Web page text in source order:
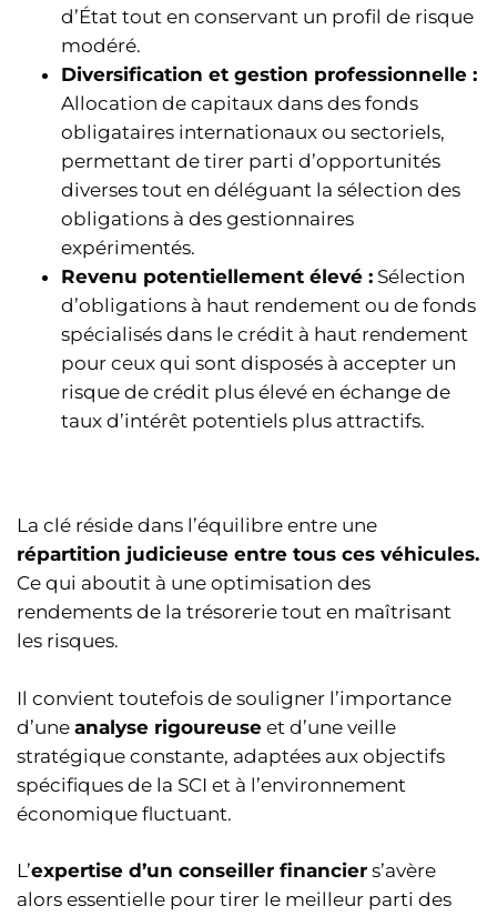
d’État tout en conservant un profil de risque
modéré.
Diversification et gestion professionnelle :
Allocation de capitaux dans des fonds
obligataires internationaux ou sectoriels,
permettant de tirer parti d’opportunités
diverses tout en déléguant la sélection des
obligations à des gestionnaires
expérimentés.
Revenu potentiellement élevé : Sélection
d’obligations à haut rendement ou de fonds
spécialisés dans le crédit à haut rendement
pour ceux qui sont disposés à accepter un
risque de crédit plus élevé en échange de
taux d’intérêt potentiels plus attractifs.
La clé réside dans l’équilibre entre une
répartition judicieuse entre tous ces véhicules.
Ce qui aboutit à une optimisation des
rendements de la trésorerie tout en maîtrisant
les risques.
Il convient toutefois de souligner l’importance
d’une analyse rigoureuse et d’une veille
stratégique constante, adaptées aux objectifs
spécifiques de la SCI et à l’environnement
économique fluctuant.
L’expertise d’un conseiller financier s’avère
alors essentielle pour tirer le meilleur parti des